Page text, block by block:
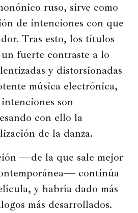
ruso, sirve como
de intenciones con que
Tras esto, los títulos
fuerte contraste a lo
y distorsionadas
música electrónica,
son
con ello la
de la danza.
—de la que sale mejor
continúa
y habría dado más
más desarrollados.